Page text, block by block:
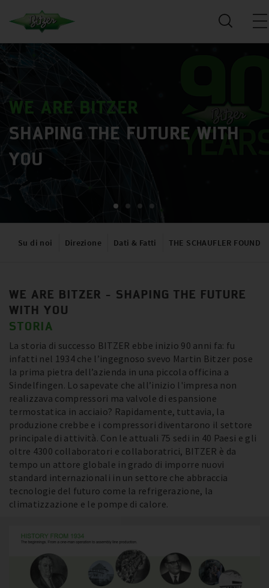
WE ARE BITZER
SHAPING THE FUTURE WITH
YOU
Su di noi Direzione Dati & Fatti THE SCHAUFLER
WE ARE BITZER - SHAPING THE FUTURE
WITH YOU
STORIA
La storia di successo BITZER ebbe inizio 90 anni fa: fu
infatti nel 1934 che l’ingegnoso svevo Martin Bitzer pose
la prima pietra dell’azienda in una piccola officina a
Sindelfingen. Lo sapevate che all’inizio l'impresa non
realizzava compressori ma valvole di espansione
termostatica in acciaio? Rapidamente, tuttavia, la
produzione crebbe e i compressori diventarono il settore
principale di attività. Con le attuali 75 sedi in 40 Paesi e gli
oltre 4300 collaboratori e collaboratrici, BITZER è da
tempo un attore globale in grado di imporre nuovi
standard internazionali in un settore che abbraccia
tecnologie del futuro come la refrigerazione, la
climatizzazione e le pompe di calore.